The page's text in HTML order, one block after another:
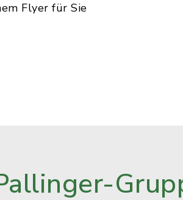
Flyer für Sie